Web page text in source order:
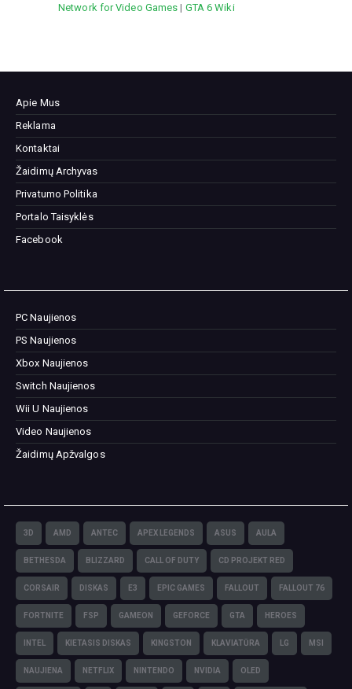
Network for Video Games | GTA 6 Wiki
Apie Mus
Reklama
Kontaktai
Žaidimų Archyvas
Privatumo Politika
Portalo Taisyklės
Facebook
PC Naujienos
PS Naujienos
Xbox Naujienos
Switch Naujienos
Wii U Naujienos
Video Naujienos
Žaidimų Apžvalgos
3D AMD ANTEC APEX LEGENDS ASUS AULA
BETHESDA BLIZZARD CALL OF DUTY CD PROJEKT RED
CORSAIR DISKAS E3 EPIC GAMES FALLOUT FALLOUT 76
FORTNITE FSP GAMEON GEFORCE GTA HEROES
INTEL KIETASIS DISKAS KINGSTON KLAVIATŪRA LG MSI
NAUJIENA NETFLIX NINTENDO NVIDIA OLED